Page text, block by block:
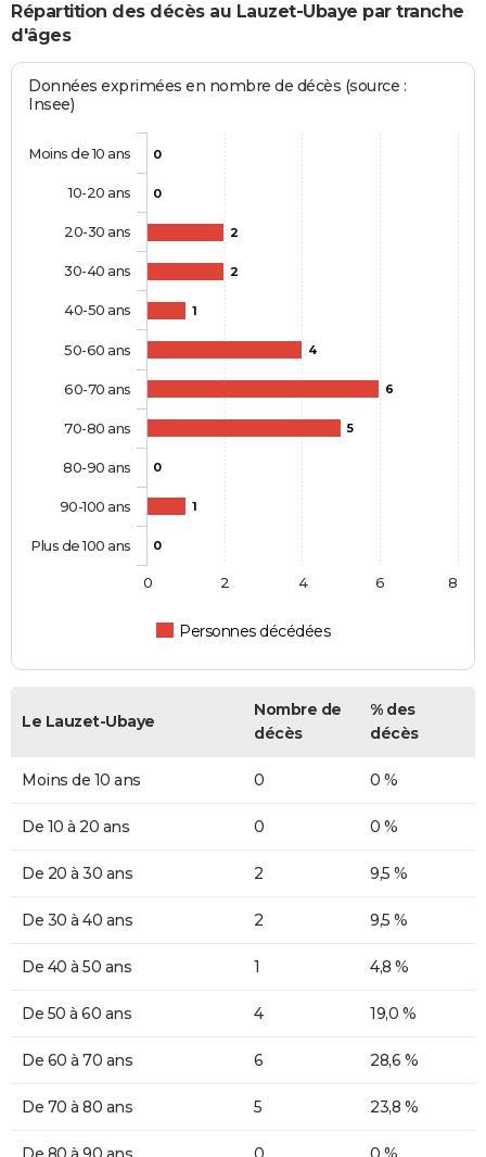
Répartition des décès au Lauzet-Ubaye par tranche
d'âges
Données exprimées en nombre de décès (source :
Insee)
0
0
2
2
1
4
6
5
0
1
0
Personnes décédées
Moins de 10 ans
10-20 ans
20-30 ans
30-40 ans
40-50 ans
50-60 ans
60-70 ans
70-80 ans
80-90 ans
90-100 ans
Plus de 100 ans
0 2 4 6 8
Le Lauzet-Ubaye
Nombre de
décès
% des
décès
Moins de 10 ans 0 0 %
De 10 à 20 ans 0 0 %
De 20 à 30 ans 2 9,5 %
De 30 à 40 ans 2 9,5 %
De 40 à 50 ans 1 4,8 %
De 50 à 60 ans 4 19,0 %
De 60 à 70 ans 6 28,6 %
De 70 à 80 ans 5 23,8 %